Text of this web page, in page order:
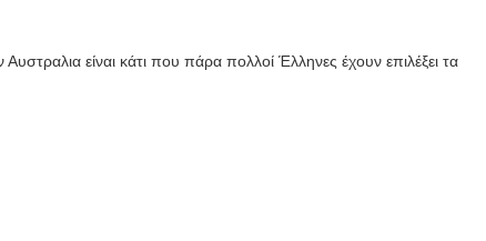
είναι κάτι που πάρα πολλοί Έλληνες έχουν επιλέξει τα